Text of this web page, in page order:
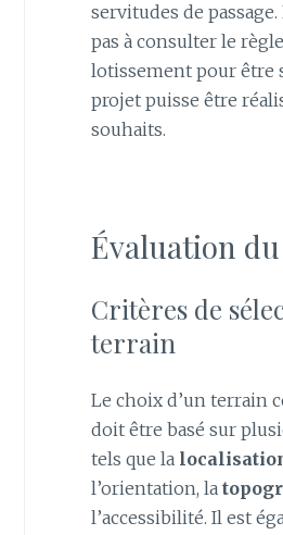
servitudes de passage.
pas à consulter le
lotissement pour être
projet puisse être
souhaits.
Évaluation
Critères de
terrain
Le choix d’un terrain
doit être basé sur
tels que la
l’orientation, la
l’accessibilité. Il est